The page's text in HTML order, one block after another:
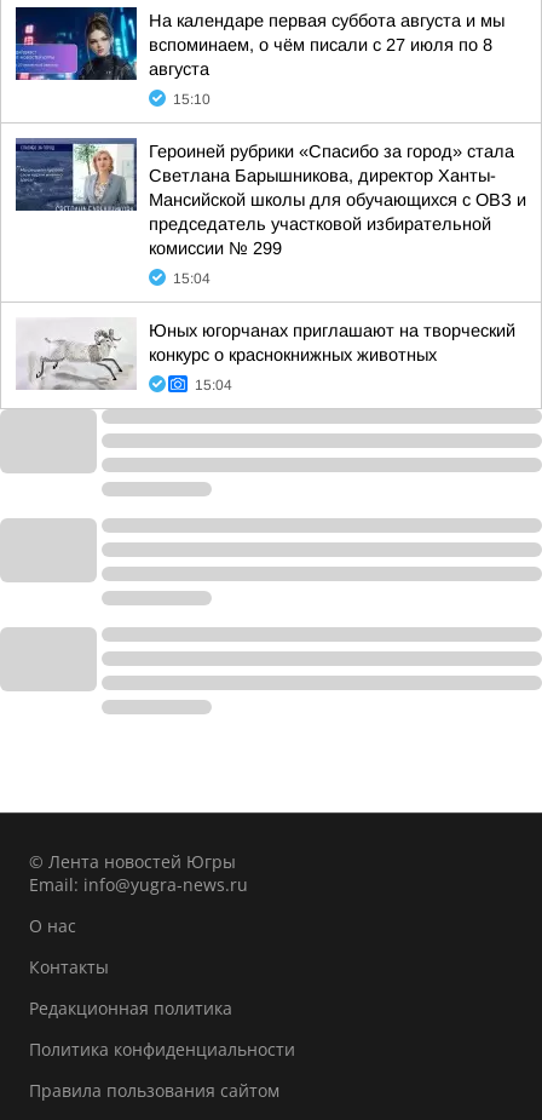
На календаре первая суббота августа и мы
вспоминаем, о чём писали с 27 июля по 8
августа
15:10
Героиней рубрики «Спасибо за город» стала
Светлана Барышникова, директор Ханты-
Мансийской школы для обучающихся с ОВЗ и
председатель участковой избирательной
комиссии № 299
15:04
Юных югорчанах приглашают на творческий
конкурс о краснокнижных животных
15:04
© Лента новостей Югры
Email: info@yugra-news.ru
О нас
Контакты
Редакционная политика
Политика конфиденциальности
Правила пользования сайтом